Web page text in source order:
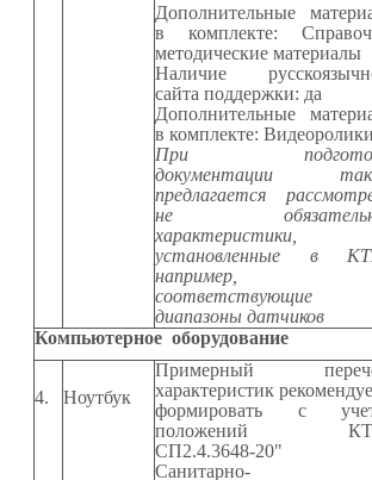
Дополнительные
в комплекте:
методические материалы
Наличие
сайта поддержки: да
Дополнительные
в комплекте: Видеоролики
При
документации
предлагается
не
установленные в
например,
соответствующие
диапазоны датчиков
Компьютерное оборудование
4. Ноутбук
Примерный
характеристик
формировать с
положений
СП2.4.3648-20"
Санитарно-